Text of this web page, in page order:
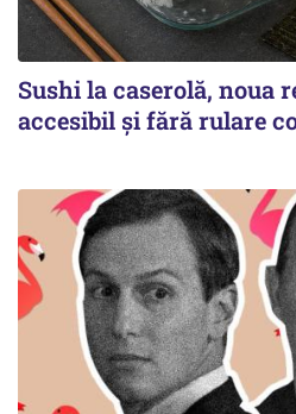
Sushi la caserolă, noua
accesibil și fără rulare